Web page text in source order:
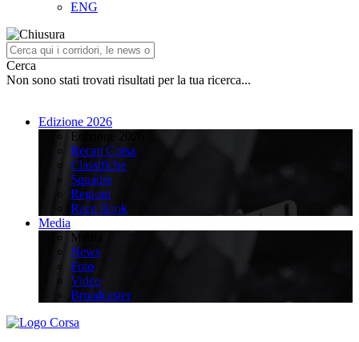
ENG
Cerca
Non sono stati trovati risultati per la tua ricerca...
Edizione 2026
Edizione 2026
Recap Corsa
Classifiche
Squadre
Regioni
Race Book
Media
Media
News
Foto
Video
Broadcaster